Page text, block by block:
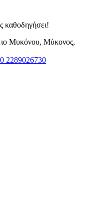
καθοδηγήσει!
Μυκόνου, Μύκονος,
2289026730